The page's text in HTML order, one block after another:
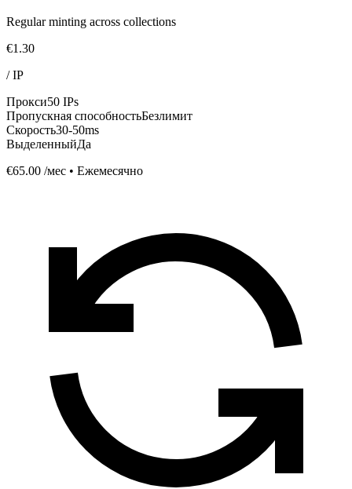
Regular minting across collections
€1.30
/IP
Прокси50 IPs
Пропускная способностьБезлимит
Скорость30-50ms
ВыделенныйДа
€65.00 /мес • Ежемесячно